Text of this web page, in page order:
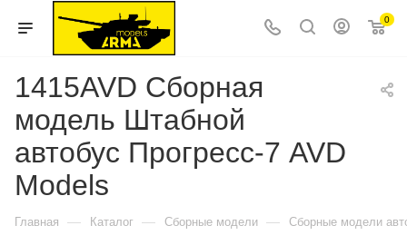
0
1415AVD Сборная
модель Штабной
автобус Прогресс-7 AVD
Models
Главная — Каталог — Сборные модели — Сборные модели